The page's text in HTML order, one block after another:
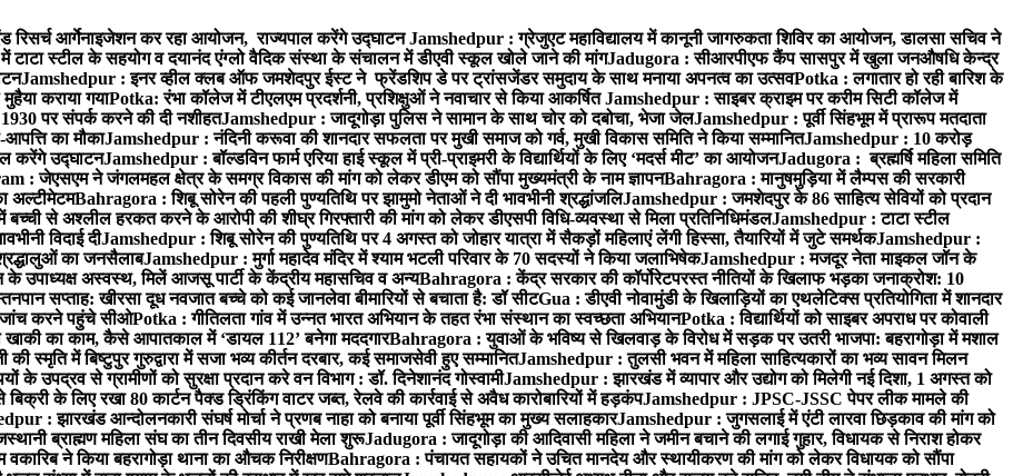
रिसर्च आर्गेनाइजेशन कर रहा आयोजन, राज्यपाल करेंगे उद्घाटनJamshedpur : ग्रेजुएट महाविद्यालय में कानूनी जागरुकता शिविर का आयोजन, डालसा सचिव ने
टाटा स्टील के सहयोग व दयानंद एंग्लो वैदिक संस्था के संचालन में डीएवी स्कूल खोले जाने की मांगJadugora : सीआरपीएफ कैंप सासपुर में खुला जनऔषधि केन्द्र
Jamshedpur : इनर व्हील क्लब ऑफ जमशेदपुर ईस्ट ने फ्रेंडशिप डे पर ट्रांसजेंडर समुदाय के साथ मनाया अपनत्व का उत्सवPotka : लगातार हो रही बारिश के
कराया गयाPotka: रंभा कॉलेज में टीएलएम प्रदर्शनी, प्रशिक्षुओं ने नवाचार से किया आकर्षितJamshedpur : साइबर क्राइम पर करीम सिटी कॉलेज में
पर संपर्क करने की दी नशीहतJamshedpur : जादूगोड़ा पुलिस ने सामान के साथ चोर को दबोचा, भेजा जेलJamshedpur : पूर्वी सिंहभूम में प्रारूप मतदाता
का मौकाJamshedpur : नंदिनी करूवा की शानदार सफलता पर मुखी समाज को गर्व, मुखी विकास समिति ने किया सम्मानितJamshedpur : 10 करोड़
करेंगे उद्घाटनJamshedpur : बॉल्डविन फार्म एरिया हाई स्कूल में प्री-प्राइमरी के विद्यार्थियों के लिए ‘मदर्स मीट’ का आयोजनJadugora : ब्रह्मर्षि महिला समिति
: जेएसएम ने जंगलमहल क्षेत्र के समग्र विकास की मांग को लेकर डीएम को सौंपा मुख्यमंत्री के नाम ज्ञापनBahragora : मानुषमुड़िया में लैम्पस की सरकारी
अल्टीमेटमBahragora : शिबू सोरेन की पहली पुण्यतिथि पर झामुमो नेताओं ने दी भावभीनी श्रद्धांजलिJamshedpur : जमशेदपुर के 86 साहित्य सेवियों को प्रदान
से अश्लील हरकत करने के आरोपी की शीघ्र गिरफ्तारी की मांग को लेकर डीएसपी विधि-व्यवस्था से मिला प्रतिनिधिमंडलJamshedpur : टाटा स्टील
विदाई दीJamshedpur : शिबू सोरेन की पुण्यतिथि पर 4 अगस्त को जोहार यात्रा में सैकड़ों महिलाएं लेंगी हिस्सा, तैयारियों में जुटे समर्थकJamshedpur :
श्रद्धालुओं का जनसैलाबJamshedpur : मुर्गा महादेव मंदिर में श्याम भटली परिवार के 70 सदस्यों ने किया जलाभिषेकJamshedpur : मजदूर नेता माइकल जॉन के
के उपाध्यक्ष अस्वस्थ, मिलें आजसू पार्टी के केंद्रीय महासचिव व अन्यBahragora : केंद्र सरकार की कॉर्पोरेटपरस्त नीतियों के खिलाफ भड़का जनाक्रोश: 10
सप्ताह: खीरसा दूध नवजात बच्चे को कई जानलेवा बीमारियों से बचाता है: डॉ सीटGua : डीएवी नोवामुंडी के खिलाड़ियों का एथलेटिक्स प्रतियोगिता में शानदार
जांच करने पहुंचे सीओPotka : गीतिलता गांव में उन्नत भारत अभियान के तहत रंभा संस्थान का स्वच्छता अभियानPotka : विद्यार्थियों को साइबर अपराध पर कोवाली
का काम, कैसे आपातकाल में ‘डायल 112’ बनेगा मददगारBahragora : युवाओं के भविष्य से खिलवाड़ के विरोध में सड़क पर उतरी भाजपा: बहरागोड़ा में मशाल
स्मृति में बिष्टुपुर गुरुद्वारा में सजा भव्य कीर्तन दरबार, कई समाजसेवी हुए सम्मानितJamshedpur : तुलसी भवन में महिला साहित्यकारों का भव्य सावन मिलन
के उपद्रव से ग्रामीणों को सुरक्षा प्रदान करे वन विभाग : डॉ. दिनेशानंद गोस्वामीJamshedpur : झारखंड में व्यापार और उद्योग को मिलेगी नई दिशा, 1 अगस्त को
के लिए रखा 80 कार्टन पैक्ड ड्रिंकिंग वाटर जब्त, रेलवे की कार्रवाई से अवैध कारोबारियों में हड़कंपJamshedpur : JPSC-JSSC पेपर लीक मामले की
: झारखंड आन्दोलनकारी संघर्ष मोर्चा ने प्रणब नाहा को बनाया पूर्वी सिंहभूम का मुख्य सलाहकारJamshedpur : जुगसलाई में एंटी लारवा छिड़काव की मांग को
ब्राह्मण महिला संघ का तीन दिवसीय राखी मेला शुरूJadugora : जादूगोड़ा की आदिवासी महिला ने जमीन बचाने की लगाई गुहार, विधायक से निराश होकर
ने किया बहरागोड़ा थाना का औचक निरीक्षणBahragora : पंचायत सहायकों ने उचित मानदेय और स्थायीकरण की मांग को लेकर विधायक को सौंपा